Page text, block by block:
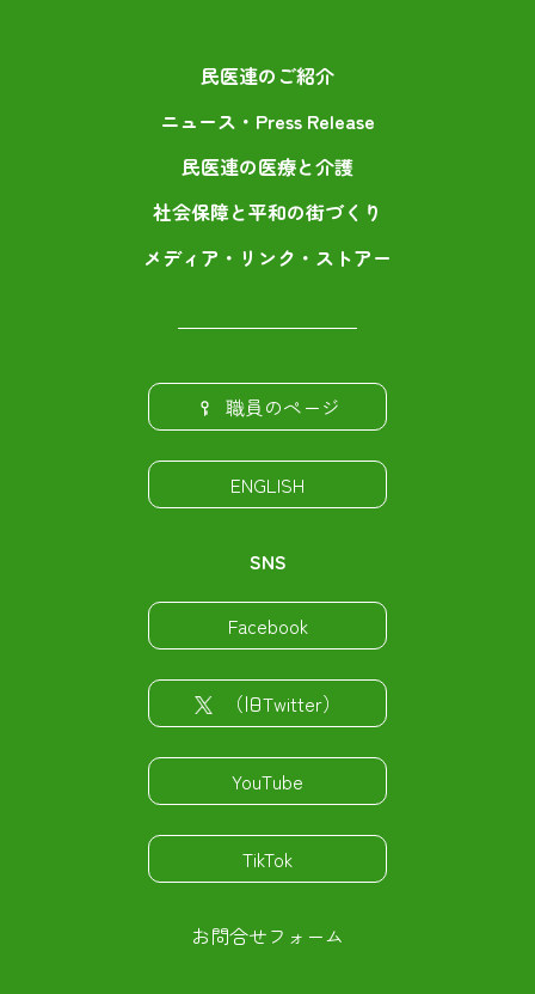
民医連のご紹介
ニュース・Press Release
民医連の医療と介護
社会保障と平和の街づくり
メディア・リンク・ストアー
職員のページ
ENGLISH
SNS
Facebook
（旧Twitter）
YouTube
TikTok
お問合せフォーム